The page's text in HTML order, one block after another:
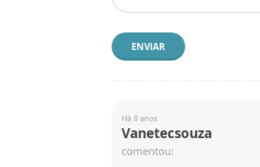
ENVIAR
Há 8 anos
Vanetecsouza
comentou: